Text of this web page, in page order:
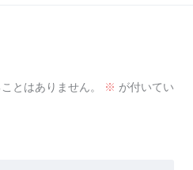
とはありません。 ※ が付いてい